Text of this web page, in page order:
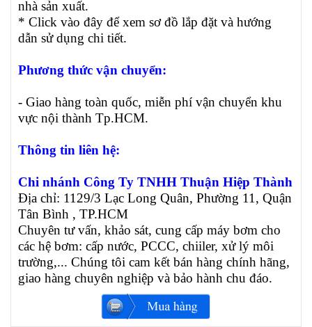
nhà sản xuất.
* Click vào đây để xem sơ đồ lắp đặt và hướng
dẫn sử dụng chi tiết.
Phương thức vận chuyển:
- Giao hàng toàn quốc, miễn phí vận chuyển khu
vực nội thành Tp.HCM.
Thông tin liên hệ:
Chi nhánh Công Ty TNHH Thuận Hiệp Thành
Địa chỉ: 1129/3 Lạc Long Quân, Phường 11, Quận
Tân Bình , TP.HCM
Chuyên tư vấn, khảo sát, cung cấp máy bơm cho
các hệ bơm: cấp nước, PCCC, chiiler, xử lý môi
trường,... Chúng tôi cam kết bán hàng chính hãng,
giao hàng chuyên nghiệp và bảo hành chu đáo.